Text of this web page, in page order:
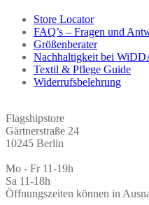
Store Locator
FAQ’s – Fragen und
Größenberater
Nachhaltigkeit bei
Textil & Pflege Guide
Widerrufsbelehrung
Flagshipstore
Gärtnerstraße 24
10245 Berlin
Mo - Fr 11-19h
Sa 11-18h
Öffnungszeiten können in